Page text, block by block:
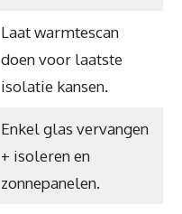
Laat warmtescan
doen voor laatste
isolatie kansen.
Enkel glas vervangen
+ isoleren en
zonnepanelen.